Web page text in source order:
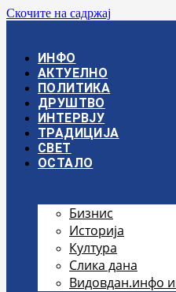
Скочите на садржај
ИНФО
АКТУЕЛНО
ПОЛИТИКА
ДРУШТВО
ИНТЕРВЈУ
ТРАДИЦИЈА
СВЕТ
ОСТАЛО
Бизнис
Историја
Култура
Слика дана
Видовдан.инфо